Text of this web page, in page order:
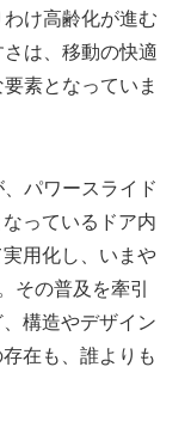
け高齢化が進む
は、移動の快適
素となっていま
パワースライド
っているドア内
用化し、いまや
その普及を牽引
構造やデザイン
在も、誰よりも